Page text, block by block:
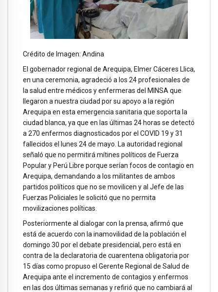
Crédito de Imagen: Andina
El gobernador regional de Arequipa, Elmer Cáceres Llica,
en una ceremonia, agradeció a los 24 profesionales de
la salud entre médicos y enfermeras del MINSA que
llegaron a nuestra ciudad por su apoyo a la región
Arequipa en esta emergencia sanitaria que soporta la
ciudad blanca, ya que en las últimas 24 horas se detectó
a 270 enfermos diagnosticados por el COVID 19 y 31
fallecidos el lunes 24 de mayo. La autoridad regional
señaló que no permitirá mítines políticos de Fuerza
Popular y Perú Libre porque serían focos de contagio en
Arequipa, demandando a los militantes de ambos
partidos políticos que no se movilicen y al Jefe de las
Fuerzas Policiales le solicitó que no permita
movilizaciones políticas.
Posteriormente al dialogar con la prensa, afirmó que
está de acuerdo con la inamovilidad de la población el
domingo 30 por el debate presidencial, pero está en
contra de la declaratoria de cuarentena obligatoria por
15 días como propuso el Gerente Regional de Salud de
Arequipa ante el incremento de contagios y enfermos
en las dos últimas semanas y refirió que no cambiará al